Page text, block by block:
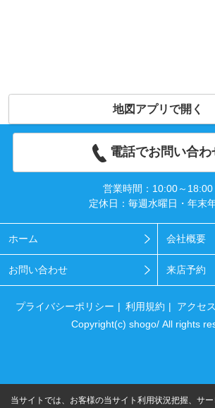
地図アプリで開く
電話でお問い合わ
営業時間：10:00～18:00
定休日：毎週水曜日・年末
ホーム 会社概要
お問い合わせ 来店予約
プライバシーポリシー 利用規約 アクセ
Copyright(c) shogo/ All rights
当サイトでは、お客様の当サイト利用状況把握、サ